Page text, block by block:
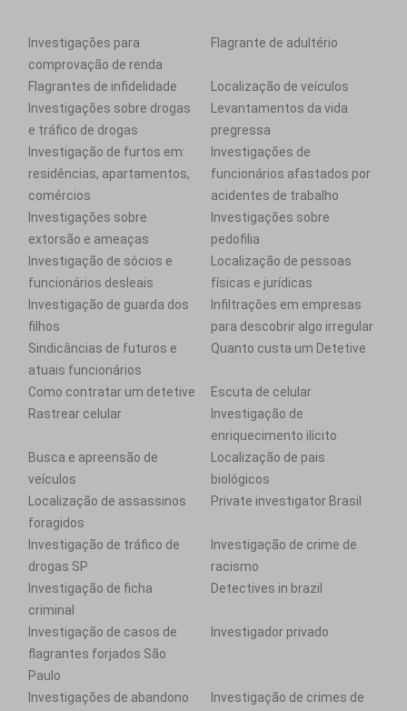
Investigações para
comprovação de renda
Flagrante de adultério
Flagrantes de infidelidade
Localização de veículos
Investigações sobre drogas
e tráfico de drogas
Levantamentos da vida
pregressa
Investigação de furtos em:
residências, apartamentos,
comércios
Investigações de
funcionários afastados por
acidentes de trabalho
Investigações sobre
extorsão e ameaças
Investigações sobre
pedofilia
Investigação de sócios e
funcionários desleais
Localização de pessoas
físicas e jurídicas
Investigação de guarda dos
filhos
Infiltrações em empresas
para descobrir algo irregular
Sindicâncias de futuros e
atuais funcionários
Quanto custa um Detetive
Como contratar um detetive
Escuta de celular
Rastrear celular
Investigação de
enriquecimento ilícito
Busca e apreensão de
veículos
Localização de pais
biológicos
Localização de assassinos
foragidos
Private investigator Brasil
Investigação de tráfico de
drogas SP
Investigação de crime de
racismo
Investigação de ficha
criminal
Detectives in brazil
Investigação de casos de
flagrantes forjados São
Paulo
Investigador privado
Investigações de abandono
Investigação de crimes de